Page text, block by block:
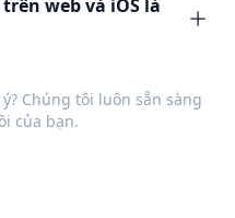
web và iOS là
Chúng tôi luôn sẵn sàng
của bạn.